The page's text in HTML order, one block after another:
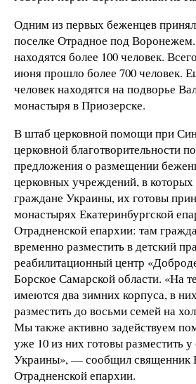
Одним из первых беженцев
поселке Отрадное под
находятся более 100 человек.
июня прошло более 700 человек.
человек находятся на подворье
монастыря в Приозерске.
В штаб церковной помощи при
церковной благотворительности
предложения о размещении
церковных учреждений, в
граждане Украины, их готовы
монастырях Екатеринбургской
Отрадненской епархии: там
временно разместить в детский
реабилитационный центр
Борское Самарской области. «На
имеются два зимних корпуса, в
разместить до восьми семей на
Мы также активно задействуем
уже 10 из них готовы разместить
Украины», — сообщил священник
Отрадненской епархии.